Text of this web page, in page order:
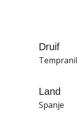
Druif
Land
Spanje